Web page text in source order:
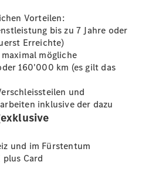
Vorteilen:
bis zu 7 Jahre oder
Erreichte)
mögliche
160'000 km (es gilt das
und
inklusive der dazu
exklusive
und im Fürstentum
Card